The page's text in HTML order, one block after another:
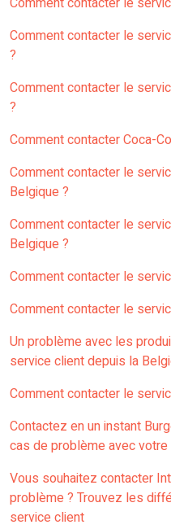
Comment contacter le
?
Comment contacter le
?
Comment contacter Coca-
Comment contacter le
Belgique ?
Comment contacter le
Belgique ?
Comment contacter le
Comment contacter le
Un problème avec les
service client depuis la
Comment contacter le
Contactez en un instant
cas de problème avec
Vous souhaitez contacter
problème ? Trouvez les
service client